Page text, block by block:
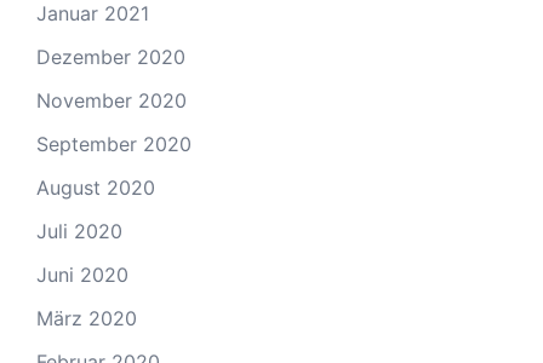
Januar 2021
Dezember 2020
November 2020
September 2020
August 2020
Juli 2020
Juni 2020
März 2020